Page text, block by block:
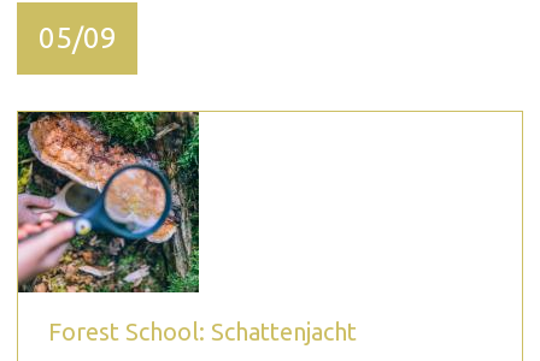
05/09
Forest School: Schattenjacht